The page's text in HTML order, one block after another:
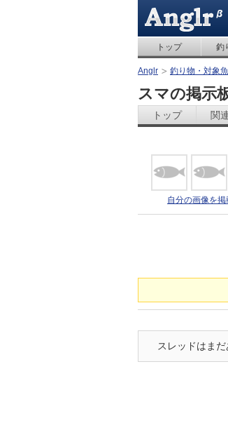
トップ 釣
Anglr 釣り物・対象魚
スマの掲示
トップ 関
自分の画像を掲
スレッドはまだ